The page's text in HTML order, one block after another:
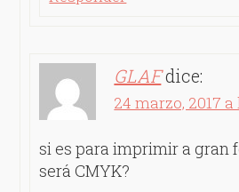
GLAFdice:
24 marzo, 2017
si es para imprimir a gran
será CMYK?